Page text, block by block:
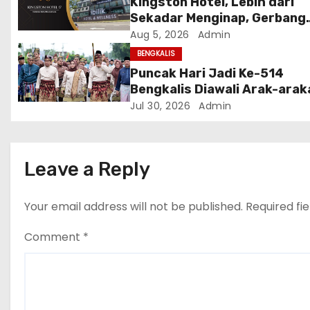
t
i
o
Sekadar Menginap, Gerbang
Anda Menuju yang Terbaik di
Melaka
Aug 5, 2026 Admin
BENGKALIS
Puncak Hari Jadi Ke-514
Bengkalis Diawali Arak-
Adat Menuju Sidang
Jul 30, 2026 Admin
Leave a Reply
Your email address will not be published. Required
Comment *